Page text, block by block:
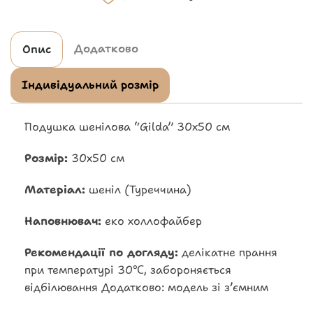
Опис Додатково
Індивідуальний розмір
Подушка шенілова “Gilda” 30х50 см
Розмір: 30х50 см
Матеріал: шеніл (Туреччина)
Наповнювач: еко холлофайбер
Рекомендації по догляду: делікатне прання
при температурі 30℃, забороняється
відбілювання Додатково: модель зі зʼємним